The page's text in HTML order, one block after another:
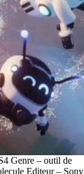
Genre – outil de
Editeur – Sony